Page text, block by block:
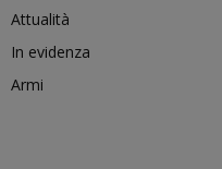
Attualità
In evidenza
Armi